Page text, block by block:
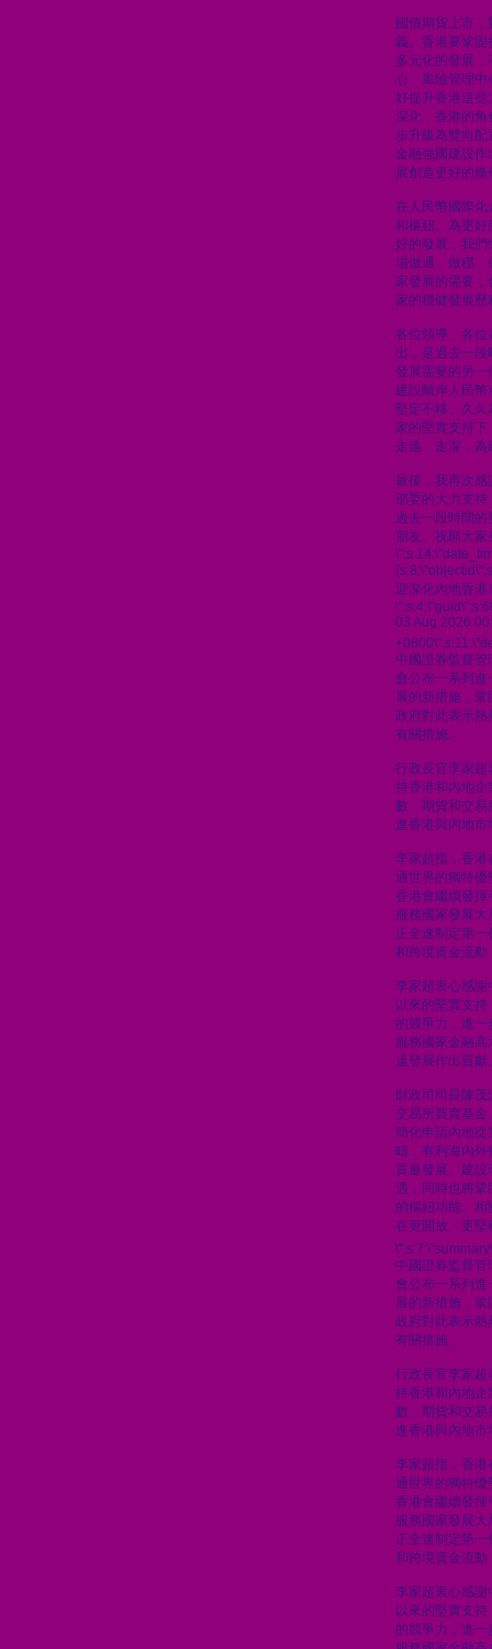
國債期貨上市
義。香港要鞏固
多元化的發展
心、風險管理中
好提升香港這些
深化，香港的角
步升級為雙向配
金融強國建設作
展創造更好的條
在人民幣國際化
和樞紐。為更好
好的發展，我們
場做通、做穩、
家發展的需要，
家的穩健發展歷
各位領導、各位
出，是過去一
發展需要的另一
建設離岸人民幣
堅定不移、久久
家的堅實支持下
走遠、走深，
最後，我再次
部委的大力支持
過去一段時間
朋友。祝願大
迎深化內地香港
03 Aug 2026
中國證券監督管
會公布一系列進
展的新措施，
政府對此表示熱
有關措施。
行政長官李家超
持香港和內地企
數、期貨和交
進香港與內地市
李家超指，香港
通世界的獨特優
香港會繼續發揮
服務國家發展
正全速制定第
和跨境資金流動
李家超衷心感謝
以來的堅實支
的競爭力，進
服務國家金融
遠發展作出貢獻
財政司司長陳
交易所買賣基金
簡化申請內地
疇，有利海內外
質量發展、建
遇，同時也將
的樞紐功能。
在更開放、更堅
中國證券監督管
會公布一系列進
展的新措施，
政府對此表示熱
有關措施。
行政長官李家超
持香港和內地企
數、期貨和交
進香港與內地市
李家超指，香港
通世界的獨特優
香港會繼續發揮
服務國家發展
正全速制定第
和跨境資金流動
李家超衷心感謝
以來的堅實支
的競爭力，進